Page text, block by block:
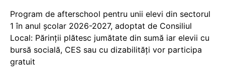
Program de afterschool pentru unii elevi din sectorul
1 în anul școlar 2026-2027, adoptat de Consiliul
Local: Părinții plătesc jumătate din sumă iar elevii cu
bursă socială, CES sau cu dizabilităţi vor participa
gratuit